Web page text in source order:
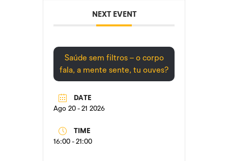
NEXT EVENT
Saúde sem filtros – o corpo
fala, a mente sente, tu ouves?
DATE
Ago 20 - 21 2026
TIME
16:00 - 21:00